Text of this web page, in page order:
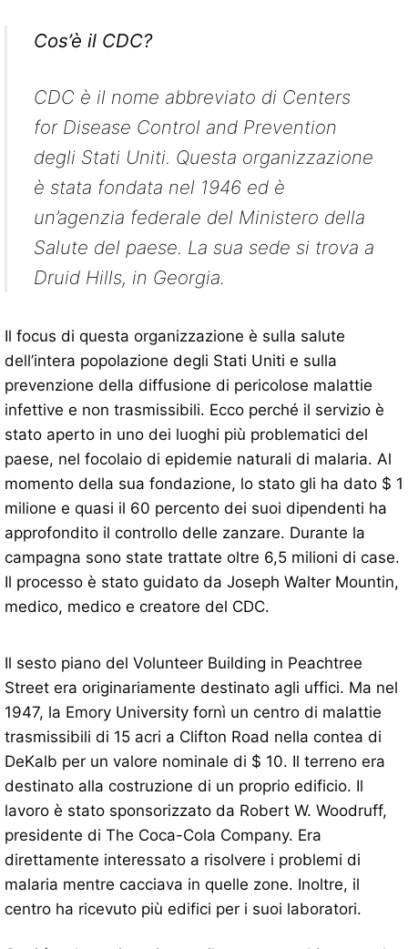
Cos’è il CDC?
CDC è il nome abbreviato di Centers
for Disease Control and Prevention
degli Stati Uniti. Questa organizzazione
è stata fondata nel 1946 ed è
un’agenzia federale del Ministero della
Salute del paese. La sua sede si trova a
Druid Hills, in Georgia.
Il focus di questa organizzazione è sulla salute
dell’intera popolazione degli Stati Uniti e sulla
prevenzione della diffusione di pericolose malattie
infettive e non trasmissibili. Ecco perché il servizio è
stato aperto in uno dei luoghi più problematici del
paese, nel focolaio di epidemie naturali di malaria. Al
momento della sua fondazione, lo stato gli ha dato $ 1
milione e quasi il 60 percento dei suoi dipendenti ha
approfondito il controllo delle zanzare. Durante la
campagna sono state trattate oltre 6,5 milioni di case.
Il processo è stato guidato da Joseph Walter Mountin,
medico, medico e creatore del CDC.
Il sesto piano del Volunteer Building in Peachtree
Street era originariamente destinato agli uffici. Ma nel
1947, la Emory University fornì un centro di malattie
trasmissibili di 15 acri a Clifton Road nella contea di
DeKalb per un valore nominale di $ 10. Il terreno era
destinato alla costruzione di un proprio edificio. Il
lavoro è stato sponsorizzato da Robert W. Woodruff,
presidente di The Coca-Cola Company. Era
direttamente interessato a risolvere i problemi di
malaria mentre cacciava in quelle zone. Inoltre, il
centro ha ricevuto più edifici per i suoi laboratori.